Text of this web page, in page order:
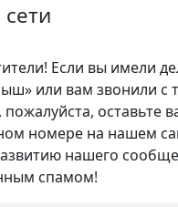
Если вы имели
или вам звонили с
пожалуйста, оставьте
номере на нашем
нашего
спамом!